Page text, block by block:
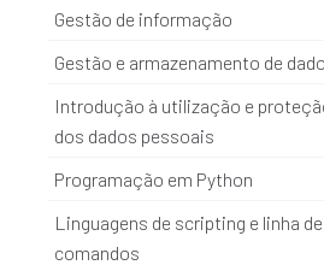
Gestão de informação
Gestão e armazenamento de
Introdução à utilização e
dos dados pessoais
Programação em Python
Linguagens de scripting e linha de
comandos